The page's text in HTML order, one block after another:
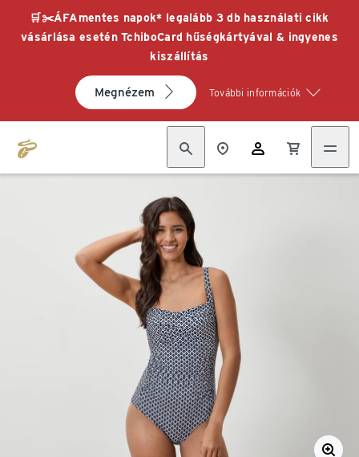
🛒✂️ÁFAmentes napok* legalább 3 db használati cikk
vásárlása esetén TchiboCard hűségkártyával & ingyenes
kiszállítás
Megnézem További információk